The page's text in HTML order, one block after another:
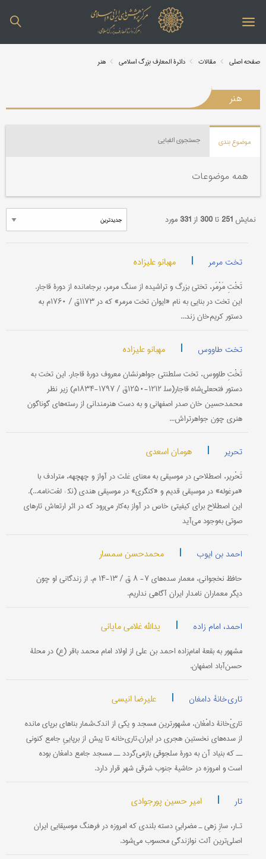
صفحه اصلی مقالات دائرة المعارف بزرگ اسلامی هنر
هنر
موضوع بندی جستجوی الفبایی
همه موضوعات
نمایش 251تا300 از331 مورد
تخت مرمر | مهبانو علیزاده
تَخْتِ مَرْمَر، تختی بزرگ و تراشیده از سنگ مرمر، برجامانده از دورۀ قاجار.
این تخت در بنایی به نام «ایوان تخت مرمر» که در ۱۱۷۳ق / ۱۷۶۰م به
دستور کریم‌خان زند...
تخت طاووس | مهبانو علیزاده
تَخْتِ طاووس، تخت سلطنتی جواهرنشان معروف دورۀ قاجار. این‌ تخت‌ به‌
دستور فتحعلی‌شاه قاجار(سل‍‍ ۱۲۱۲-۱۲۵۰ق / ۱۷۹۷-۱۸۳۴م) زیر نظر
محمدحسین خان صدر اصفهانی و به دست هنرمندانی از رسته‌های گوناگون
هنری چون جواهرتراش...
تحریر | هومان اسعدی
تَحْریر، اصطلاحی در موسیقی به معنای غلت در آواز و چهچهه، مترادف با
«مرغوله» در موسیقی قدیم و «کنگری» در موسیقی هندی (نک‍ : لغت‌نامه...).
این اصطلاح برای کیفیتی خاص در آواز به‌کار می‌رود که در اثر ارتعاش تارهای
صوتی به‌وجود می‌آید
احمد بن ایوب | محمدحسن سمسار
حافظ نخجوانی، معمار سده‌های ۷- ۸ ق / ۱۳-۱۴ م. از زندگانی او چون
دیگر معماران نامدار ایران آگاهی نداریم.
احمد، امام زاده | یدالله غلامی مایانی
مشهور به بقعۀ امام‌زاده احمد بن علی از اولاد امام محمد باقر (ع) در محلۀ
حسن‌آباد اصفهان.
تاری‌خانۀ دامغان | علیرضا انیسی
تاریْ‌‌خانۀ دامْغان، مشهورترین مسجد و یکی از اندک‌شمار بناهای برپای مانده
از سده‌های نخستین هجری در ایران.تاری‌خانه تا پیش از برپاییِ جامع کنونی
ــ که بنیاد آن به دورۀ سلجوقی بازمی‌گردد ــ مسجد جامع دامغان بوده
است و امروزه در حاشیۀ جنوب شرقی شهر قرار دارد.
تار | امیر حسین پورجوادی
تـار، سازِ زهی ـ مضرابیِ دسته بلندی که امروزه در فرهنگ موسیقایی ایران
اصلی‌ترین آلت نوازندگی محسوب می‌شود.